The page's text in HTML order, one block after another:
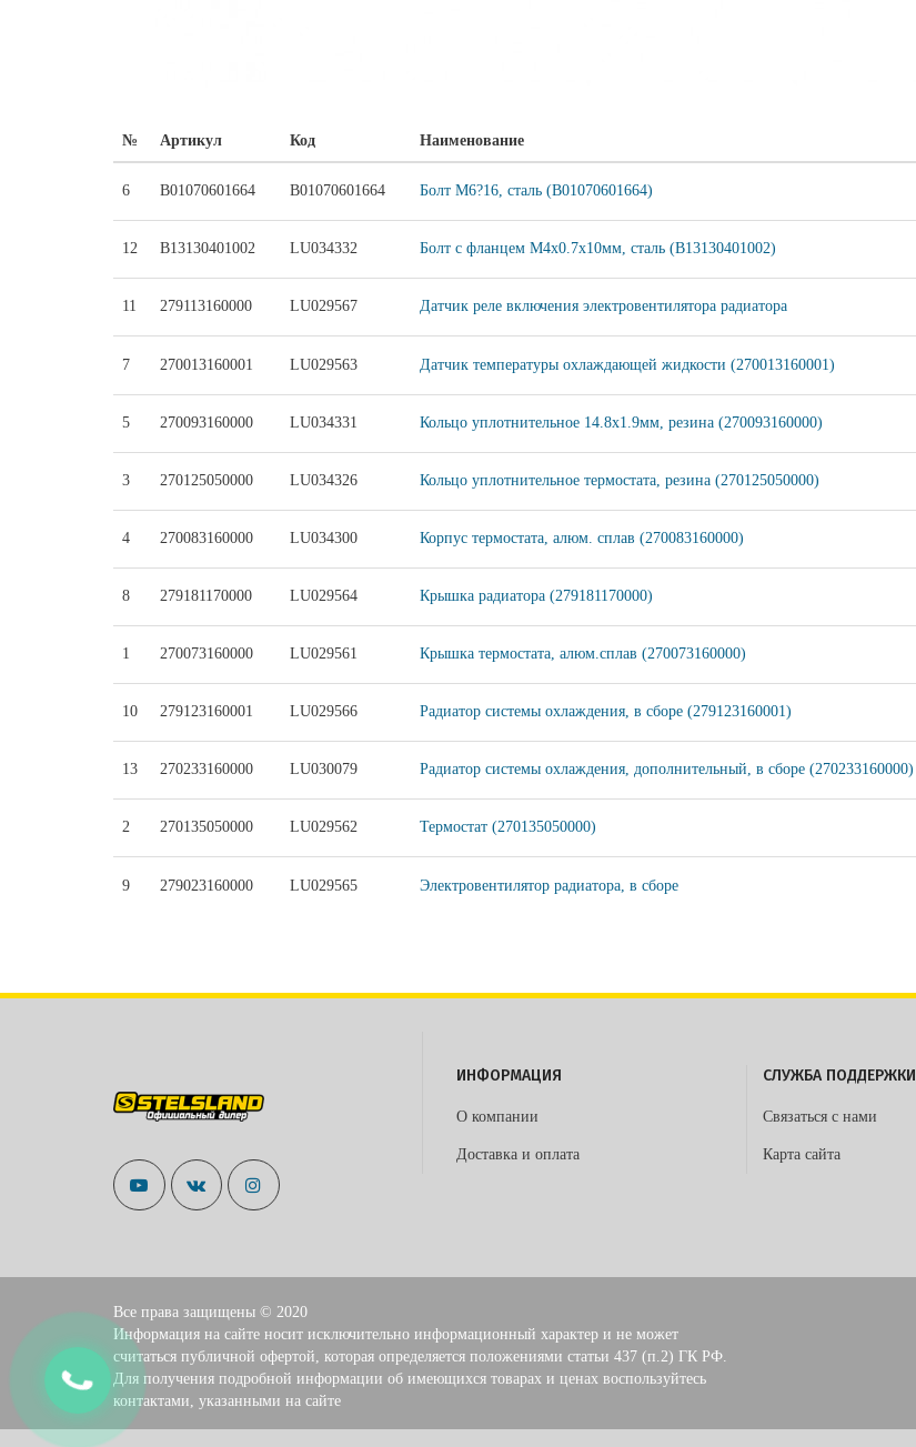
№ Артикул Код Наименование
6 B01070601664 B01070601664 Болт M6?16, сталь (B01070601664)
12 B13130401002 LU034332 Болт с фланцем M4х0.7х10мм, сталь (B13130401002)
11 279113160000 LU029567 Датчик реле включения электровентилятора радиатора
7 270013160001 LU029563 Датчик температуры охлаждающей жидкости (270013160001)
5 270093160000 LU034331 Кольцо уплотнительное 14.8x1.9мм, резина (270093160000)
3 270125050000 LU034326 Кольцо уплотнительное термостата, резина (270125050000)
4 270083160000 LU034300 Корпус термостата, алюм. сплав (270083160000)
8 279181170000 LU029564 Крышка радиатора (279181170000)
1 270073160000 LU029561 Крышка термостата, алюм.сплав (270073160000)
10 279123160001 LU029566 Радиатор системы охлаждения, в сборе (279123160001)
13 270233160000 LU030079 Радиатор системы охлаждения, дополнительный, в сборе (270233160000)
2 270135050000 LU029562 Термостат (270135050000)
9 279023160000 LU029565 Электровентилятор радиатора, в сборе
ИНФОРМАЦИЯ
О компании
Доставка и оплата
СЛУЖБА ПОДДЕРЖКИ
Связаться с нами
Карта сайта
Все права защищены © 2020
Информация на сайте носит исключительно информационный характер и не может
считаться публичной офертой, которая определяется положениями статьи 437 (п.2) ГК РФ.
Для получения подробной информации об имеющихся товарах и ценах воспользуйтесь
контактами, указанными на сайте